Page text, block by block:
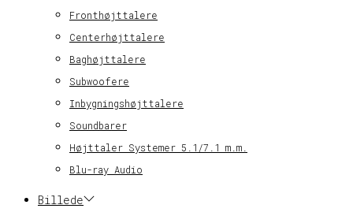
Fronthøjttalere
Centerhøjttalere
Baghøjttalere
Subwoofere
Inbygningshøjttalere
Soundbarer
Højttaler Systemer 5.1/7.1 m.m.
Blu-ray Audio
Billede